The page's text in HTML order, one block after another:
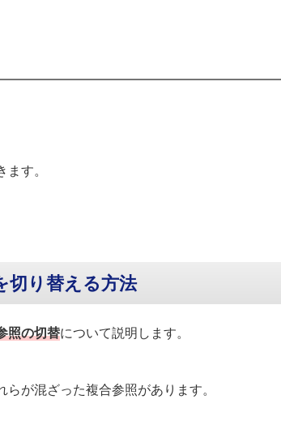
す。
切り替える方法
照の切替について説明します。
らが混ざった複合参照があります。